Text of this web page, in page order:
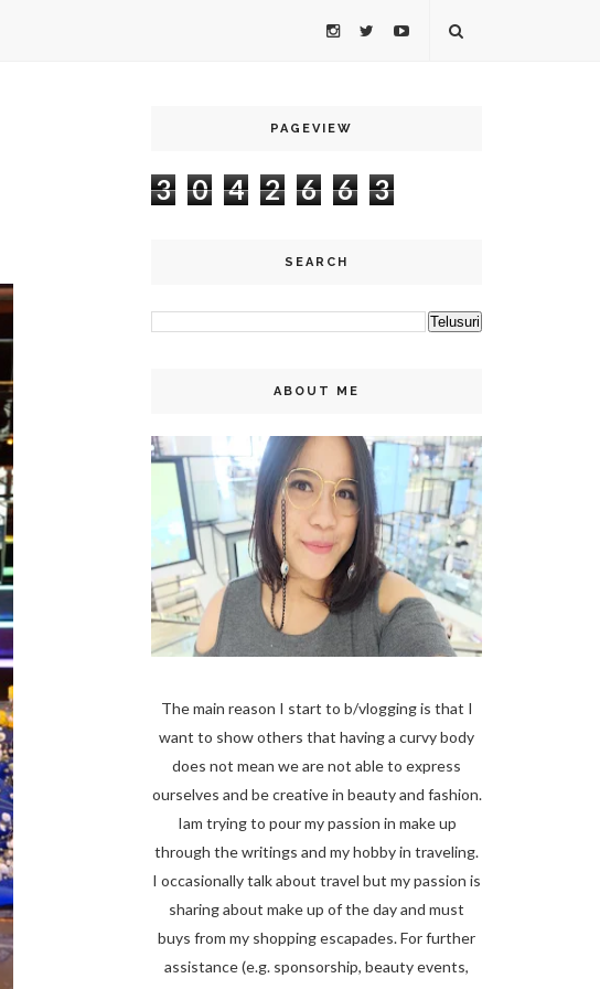
PAGEVIEW
3 0 4 2 6 6 3
SEARCH
ABOUT ME
The main reason I start to b/vlogging is that I
want to show others that having a curvy body
does not mean we are not able to express
ourselves and be creative in beauty and fashion.
Iam trying to pour my passion in make up
through the writings and my hobby in traveling.
I occasionally talk about travel but my passion is
sharing about make up of the day and must
buys from my shopping escapades. For further
assistance (e.g. sponsorship, beauty events,